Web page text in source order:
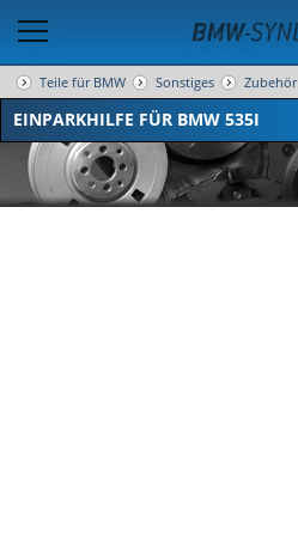
Teile für BMW Sonstiges Zubehör
EINPARKHILFE FÜR BMW 535I